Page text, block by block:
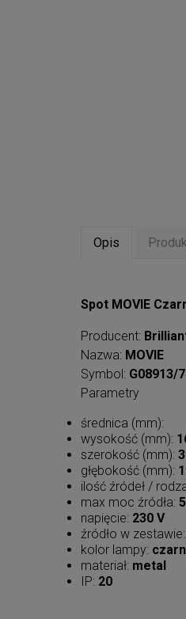
Opis
Spot MOVIE
Producent:
Nazwa: MOVIE
Symbol: G08913/
Parametry
średnica (mm):
wysokość (mm):
szerokość (mm):
głębokość (mm):
ilość źródeł /
max moc źródła:
napięcie: 230 V
źródło w zestawie:
kolor lampy:
materiał: metal
IP: 20